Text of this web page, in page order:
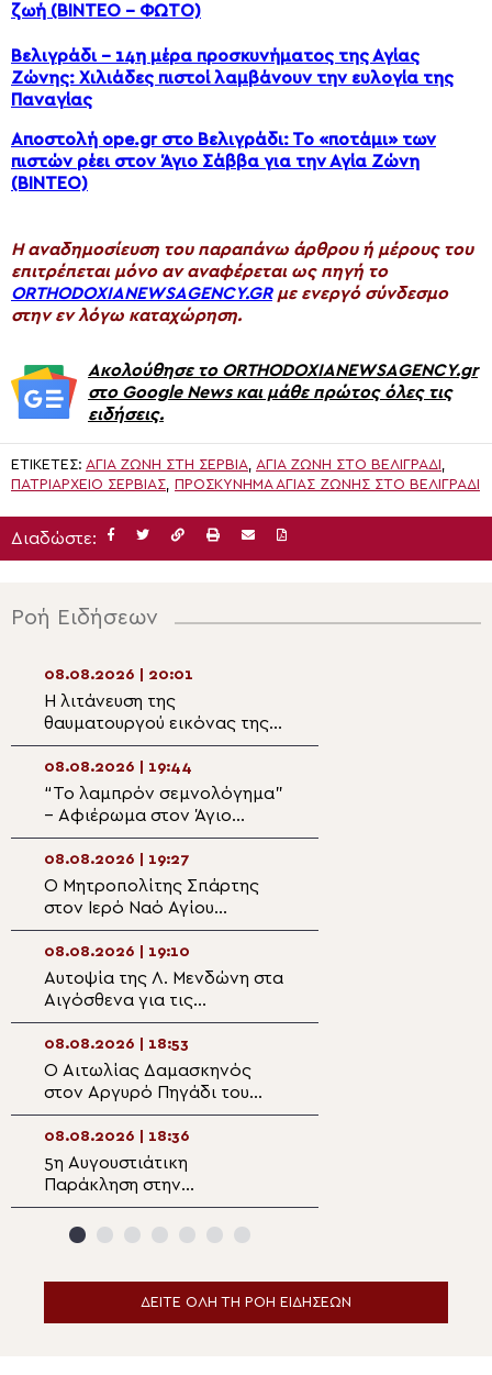
ζωή (ΒΙΝΤΕΟ – ΦΩΤΟ)
Βελιγράδι – 14η μέρα προσκυνήματος της Αγίας
Ζώνης: Χιλιάδες πιστοί λαμβάνουν την ευλογία της
Παναγίας
Αποστολή ope.gr στο Βελιγράδι: Το «ποτάμι» των
πιστών ρέει στον Άγιο Σάββα για την Αγία Ζώνη
(ΒΙΝΤΕΟ)
H αναδημοσίευση του παραπάνω άρθρου ή μέρους του
επιτρέπεται μόνο αν αναφέρεται ως πηγή το
ORTHODOXIANEWSAGENCY.GRμε ενεργό σύνδεσμο
στην εν λόγω καταχώρηση.
Ακολούθησε το ORTHODOXIANEWSAGENCY.gr
στο Google News και μάθε πρώτος όλες τις
ειδήσεις.
ΕΤΙΚΈΤΕΣ: ΑΓΊΑ ΖΏΝΗ ΣΤΗ ΣΕΡΒΊΑ, ΑΓΊΑ ΖΏΝΗ ΣΤΟ ΒΕΛΙΓΡΆΔΙ ,
ΠΑΤΡΙΑΡΧΕΊΟ ΣΕΡΒΊΑΣ, ΠΡΟΣΚΎΝΗΜΑ ΑΓΊΑΣ ΖΏΝΗΣ ΣΤΟ ΒΕΛΙΓΡΆΔΙ
Διαδώστε:
Ροή Ειδήσεων
08.08.2026 | 20:01
Η λιτάνευση της
θαυματουργού εικόνας της
Παναγίας
Χρυσοσπηλιώτισσας στην
Κάτω Δευτερά.
08.08.2026 | 19:44
“Το λαμπρόν σεμνολόγημα”
– Αφιέρωμα στον Άγιο
Καλλίνικο Εδέσσης (ΒΙΝΤΕΟ)
08.08.2026 | 19:27
Ο Μητροπολίτης Σπάρτης
στον Ιερό Ναό Αγίου
Φανουρίου στον οικισμό
Κατσαρού
08.08.2026 | 19:10
Αυτοψία της Λ. Μενδώνη στα
Αιγόσθενα για τις
επιπτώσεις της πυρκαγιάς
08.08.2026 | 18:53
Ο Αιτωλίας Δαμασκηνός
στον Αργυρό Πηγάδι του
Θέρμου
08.08.2026 | 18:36
5η Αυγουστιάτικη
Παράκληση στην
Ευξεινούπολη
ΔΕΙΤΕ ΟΛΗ ΤΗ ΡΟΗ ΕΙΔΗΣΕΩΝ